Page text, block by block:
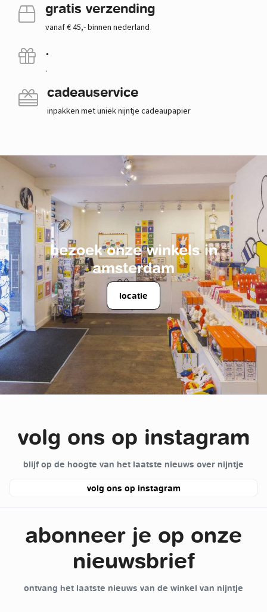
gratis verzending
vanaf € 45,- binnen nederland
.
.
cadeauservice
inpakken met uniek nijntje cadeaupapier
bezoek onze winkels in
amsterdam
locatie
volg ons op instagram
blijf op de hoogte van het laatste nieuws over nijntje
volg ons op instagram
abonneer je op onze
nieuwsbrief
ontvang het laatste nieuws van de winkel van nijntje